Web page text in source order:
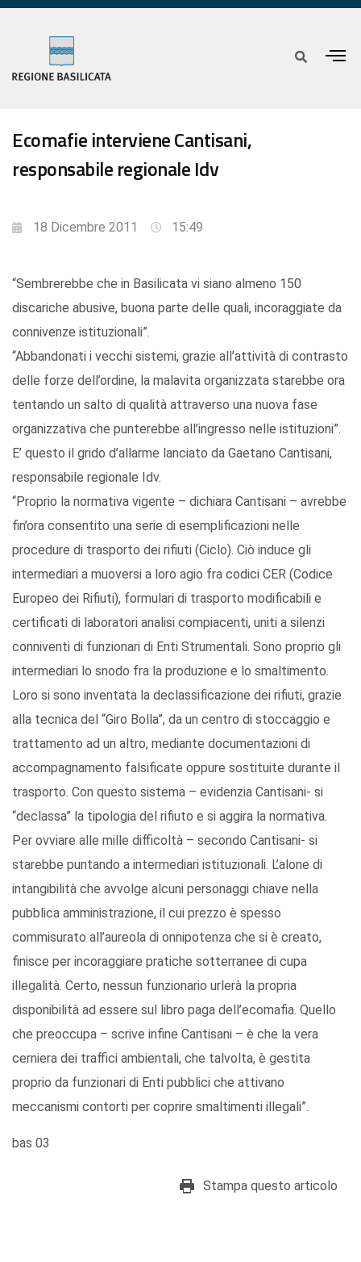
Ecomafie interviene Cantisani,
responsabile regionale Idv
18 Dicembre 2011 15:49
“Sembrerebbe che in Basilicata vi siano almeno 150
discariche abusive, buona parte delle quali, incoraggiate da
connivenze istituzionali”.
“Abbandonati i vecchi sistemi, grazie all’attività di contrasto
delle forze dell’ordine, la malavita organizzata starebbe ora
tentando un salto di qualità attraverso una nuova fase
organizzativa che punterebbe all’ingresso nelle istituzioni”.
E’ questo il grido d’allarme lanciato da Gaetano Cantisani,
responsabile regionale Idv.
“Proprio la normativa vigente – dichiara Cantisani – avrebbe
fin’ora consentito una serie di esemplificazioni nelle
procedure di trasporto dei rifiuti (Ciclo). Ciò induce gli
intermediari a muoversi a loro agio fra codici CER (Codice
Europeo dei Rifiuti), formulari di trasporto modificabili e
certificati di laboratori analisi compiacenti, uniti a silenzi
conniventi di funzionari di Enti Strumentali. Sono proprio gli
intermediari lo snodo fra la produzione e lo smaltimento.
Loro si sono inventata la declassificazione dei rifiuti, grazie
alla tecnica del “Giro Bolla”, da un centro di stoccaggio e
trattamento ad un altro, mediante documentazioni di
accompagnamento falsificate oppure sostituite durante il
trasporto. Con questo sistema – evidenzia Cantisani- si
“declassa” la tipologia del rifiuto e si aggira la normativa.
Per ovviare alle mille difficoltà – secondo Cantisani- si
starebbe puntando a intermediari istituzionali. L’alone di
intangibilità che avvolge alcuni personaggi chiave nella
pubblica amministrazione, il cui prezzo è spesso
commisurato all’aureola di onnipotenza che si è creato,
finisce per incoraggiare pratiche sotterranee di cupa
illegalità. Certo, nessun funzionario urlerà la propria
disponibilità ad essere sul libro paga dell’ecomafia. Quello
che preoccupa – scrive infine Cantisani – è che la vera
cerniera dei traffici ambientali, che talvolta, è gestita
proprio da funzionari di Enti pubblici che attivano
meccanismi contorti per coprire smaltimenti illegali”.
bas 03
Stampa questo articolo